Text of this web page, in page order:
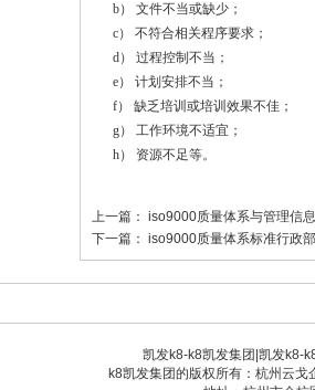
b） 文件不当或缺少；
c） 不符合相关程序要求；
d） 过程控制不当；
e） 计划安排不当；
f） 缺乏培训或培训效果不佳；
g） 工作环境不适宜；
h） 资源不足等。
上一篇： iso9000质量体系与管理信
下一篇： iso9000质量体系标准行政
凯发k8-k8凯发集团 凯发k8-
k8凯发集团的版权所有：杭州云